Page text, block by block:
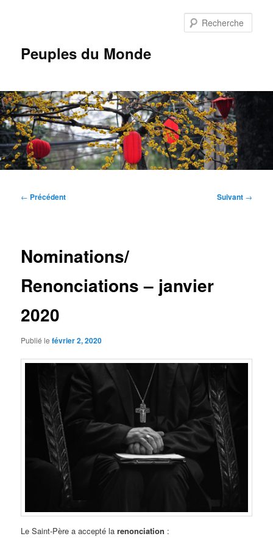
Peuples du Monde
Navigation
← Précédent Suivant →
Nominations/
Renonciations – janvier
2020
Publié lefévrier 2, 2020
Le Saint-Père a accepté larenonciation :